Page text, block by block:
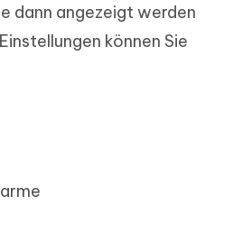
dann angezeigt werden
können Sie